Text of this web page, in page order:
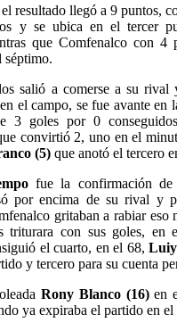
resultado llegó a 9 puntos,
y se ubica en el tercer
que Comfenalco con 4
séptimo.
salió a comerse a su rival
el campo, se fue avante en
3 goles por 0
convirtió 2, uno en el
(5) que anotó el tercero
fue la confirmación
por encima de su rival y
gritaban a rabiar eso
triturara con sus goles,
el cuarto, en el 68,
y tercero para su cuenta
Rony Blanco (16)en
ya expiraba el partido en